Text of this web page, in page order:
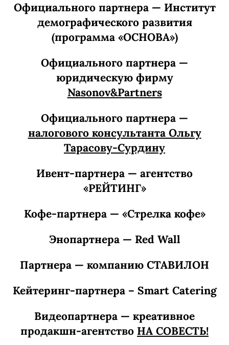
Официального партнера — Институт
демографического развития
(программа «ОСНОВА»)
Официального партнера —
юридическую фирму
Nasonov&Partners
Официального партнера —
налогового консультанта Ольгу
Тарасову-Сурдину
Ивент-партнера — агентство
«РЕЙТИНГ»
Кофе-партнера — «Стрелка кофе»
Энопартнера — Red Wall
Партнера — компанию СТАВИЛОН
Кейтеринг-партнера – Smart Catering
Видеопартнера — креативное
продакшн-агентство НА СОВЕСТЬ!